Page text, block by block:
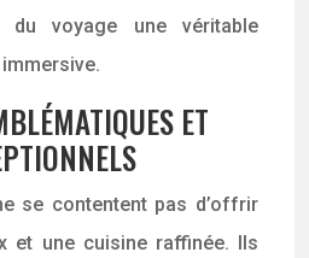
du voyage une véritable
ET
se contentent pas d’offrir
et une cuisine raffinée. Ils